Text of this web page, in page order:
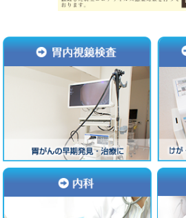
当院では、新型コロナウイルス感
した後も、引き続き外来対応医療
診療を行います。
■熱発患者の診察・検査の受付時
■検査方法…抗原定性検査
■経口抗ウイルス薬の処方…対応可
■オンライン診療…否
■電話診療…否